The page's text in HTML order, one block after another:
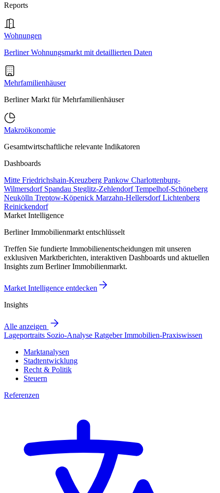
Reports
Wohnungen
Berliner Wohnungsmarkt mit detaillierten Daten
Mehrfamilienhäuser
Berliner Markt für Mehrfamilienhäuser
Makroökonomie
Gesamtwirtschaftliche relevante Indikatoren
Dashboards
Mitte Friedrichshain-Kreuzberg Pankow Charlottenburg-
Wilmersdorf Spandau Steglitz-ZehlendorfTempelhof-Schöneberg
Neukölln Treptow-Köpenick Marzahn-HellersdorfLichtenberg
Reinickendorf
Market Intelligence
Berliner Immobilienmarkt entschlüsselt
Treffen Sie fundierte Immobilienentscheidungen mit unseren
exklusiven Marktberichten, interaktiven Dashboards und aktuellen
Insights zum Berliner Immobilienmarkt.
Market Intelligence entdecken
Insights
Alle anzeigen
Lageportraits Sozio-Analyse RatgeberImmobilien-Praxiswissen
Marktanalysen
Stadtentwicklung
Recht & Politik
Steuern
Referenzen